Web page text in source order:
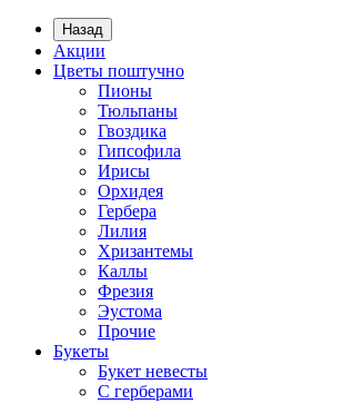
Назад
Акции
Цветы поштучно
Пионы
Тюльпаны
Гвоздика
Гипсофила
Ирисы
Орхидея
Гербера
Лилия
Хризантемы
Каллы
Фрезия
Эустома
Прочие
Букеты
Букет невесты
С герберами